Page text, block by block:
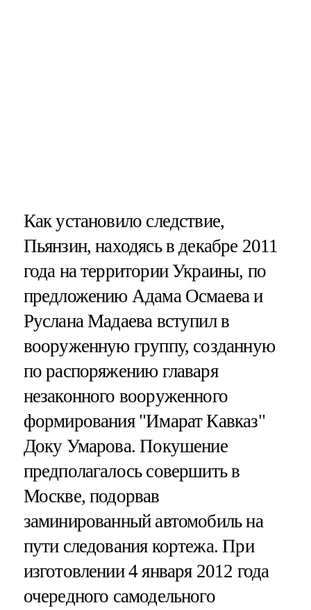
Как установило следствие,
Пьянзин, находясь в декабре 2011
года на территории Украины, по
предложению Адама Осмаева и
Руслана Мадаева вступил в
вооруженную группу, созданную
по распоряжению главаря
незаконного вооруженного
формирования "Имарат Кавказ"
Доку Умарова. Покушение
предполагалось совершить в
Москве, подорвав
заминированный автомобиль на
пути следования кортежа. При
изготовлении 4 января 2012 года
очередного самодельного